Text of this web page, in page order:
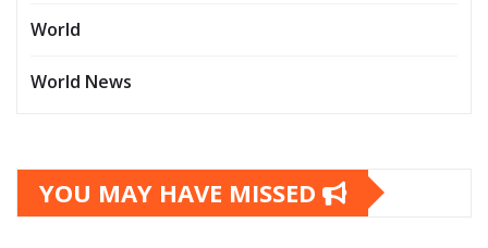
World
World News
YOU MAY HAVE MISSED